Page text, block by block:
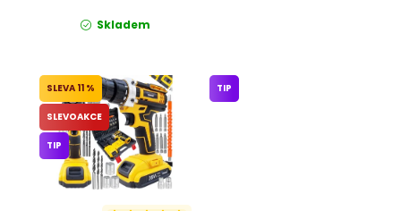
Skladem
11 %
SLEVOAKCE
TIP
TIP